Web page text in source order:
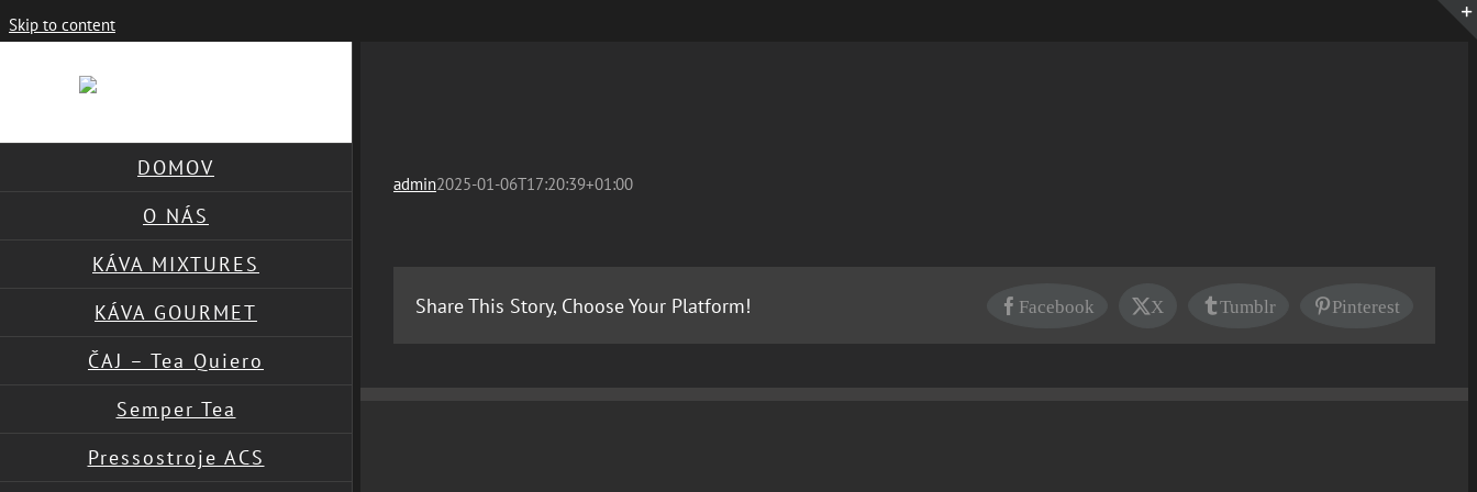
Skip to content
DOMOV
O NÁS
KÁVA MIXTURES
KÁVA GOURMET
ČAJ – Tea Quiero
Semper Tea
Pressostroje ACS
admin2025-01-06T17:20:39+01:00
Share This Story, Choose Your Platform! Facebook X Tumblr Pinterest